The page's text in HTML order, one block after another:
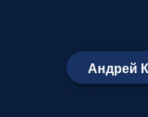
Андрей